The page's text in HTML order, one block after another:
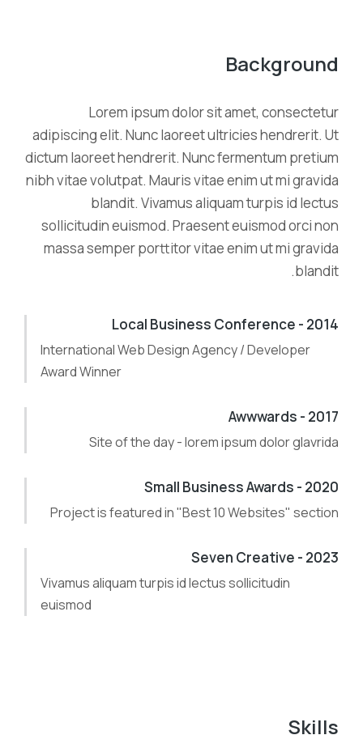
Background
Lorem ipsum dolor sit amet, consectetur
adipiscing elit. Nunc laoreet ultricies hendrerit. Ut
dictum laoreet hendrerit. Nunc fermentum pretium
nibh vitae volutpat. Mauris vitae enim ut mi gravida
blandit. Vivamus aliquam turpis id lectus
sollicitudin euismod. Praesent euismod orci non
massa semper porttitor vitae enim ut mi gravida
blandit.
2014 - Local Business Conference
International Web Design Agency / Developer
Award Winner
2017 - Awwwards
Site of the day - lorem ipsum dolor glavrida
2020 - Small Business Awards
Project is featured in "Best 10 Websites" section
2023 - Seven Creative
Vivamus aliquam turpis id lectus sollicitudin
euismod
Skills